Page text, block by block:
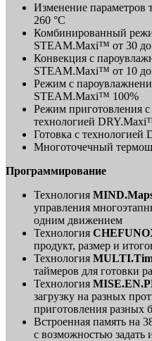
Изменение параметров
260 °C
Комбинированный
STEAM.Maxi™ от 30 до
Конвекция с
STEAM.Maxi™ от 10 до
Режим с
STEAM.Maxi™ 100%
Режим приготовления
технологией
Готовка с
Многоточечный
Программирование
Технология
управления
одним движением
Технология
продукт, размер и
Технология
таймеров для готовки
Технология
загрузку на разных
приготовления разных
Встроенная память на
с возможностью